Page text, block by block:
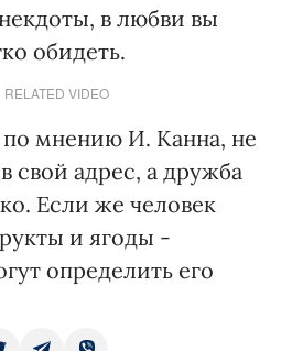
в любви вы
обидеть.
RELATED VIDEO
мнению И. Канна, не
свой адрес, а дружба
Если же человек
и ягоды -
определить его